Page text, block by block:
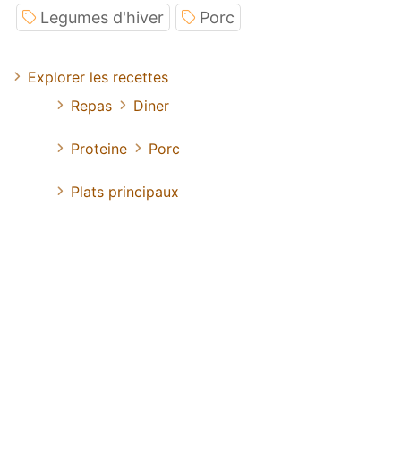
Legumes d'hiver
Porc
Explorer les recettes
Repas
Diner
Proteine Porc
Plats principaux